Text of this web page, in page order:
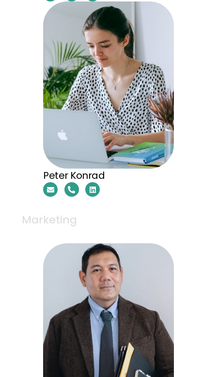
Peter Konrad
Marketing